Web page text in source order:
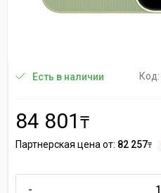
Есть в наличии Код:
84 801 ₸
Партнерская цена от: 82 257₸
-